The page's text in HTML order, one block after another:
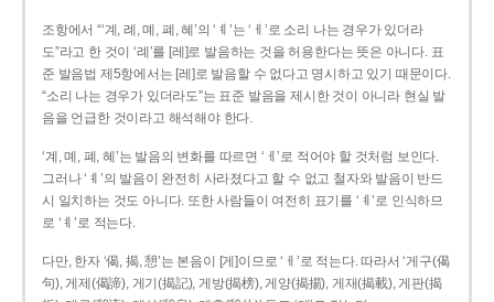
조항에서 “‘계, 례, 몌, 폐, 혜’의 ‘ㅖ’는 ‘ㅔ’로 소리 나는 경우가 있더라
도”라고 한 것이 ‘례’를 [레]로 발음하는 것을 허용한다는 뜻은 아니다. 표
준 발음법 제5항에서는 [레]로 발음할 수 없다고 명시하고 있기 때문이다.
“소리 나는 경우가 있더라도”는 표준 발음을 제시한 것이 아니라 현실 발
음을 언급한 것이라고 해석해야 한다.
‘계, 몌, 폐, 혜’는 발음의 변화를 따르면 ‘ㅔ’로 적어야 할 것처럼 보인다.
그러나 ‘ㅖ’의 발음이 완전히 사라졌다고 할 수 없고 철자와 발음이 반드
시 일치하는 것도 아니다. 또한 사람들이 여전히 표기를 ‘ㅖ’로 인식하므
로 ‘ㅖ’로 적는다.
다만, 한자 ‘偈, 揭, 憩’는 본음이 [게]이므로 ‘ㅔ’로 적는다. 따라서 ‘게구(偈
句), 게제(偈諦), 게기(揭記), 게방(揭榜), 게양(揭揚), 게재(揭載), 게판(揭